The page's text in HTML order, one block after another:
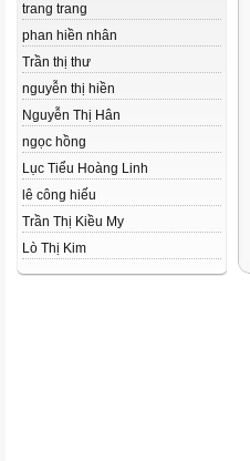
trang trang
phan hiền nhân
Trần thị thư
nguyễn thị hiền
Nguyễn Thị Hân
ngọc hồng
Lục Tiểu Hoàng Linh
lê công hiếu
Trần Thị Kiều My
Lò Thị Kim